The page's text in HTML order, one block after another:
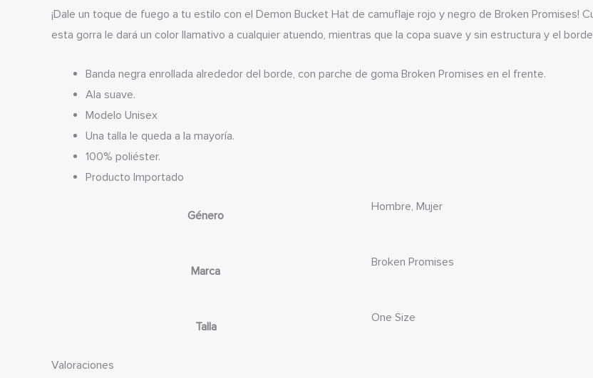
¡Dale un toque de fuego a tu estilo con el Demon Bucket Hat de camuflaje rojo y negro de Broken Promises!
esta gorra le dará un color llamativo a cualquier atuendo, mientras que la copa suave y sin estructura y el
Banda negra enrollada alrededor del borde, con parche de goma Broken Promises en el frente.
Ala suave.
Modelo Unisex
Una talla le queda a la mayoría.
100% poliéster.
Producto Importado
Género
Hombre, Mujer
Marca
Broken Promises
Talla
One Size
Valoraciones